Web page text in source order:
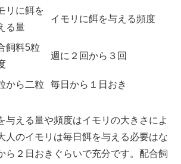
リに餌を
る量
イモリに餌を与える頻度
飼料5粒
週に２回から３回
から二粒 毎日から１日おき
与える量や頻度はイモリの大きさによ
人のイモリは毎日餌を与える必要はな
ら２日おきぐらいで充分です。配合飼